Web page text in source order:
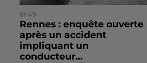
8h49
Rennes : enquête ouverte
après un accident
impliquant un
conducteur...